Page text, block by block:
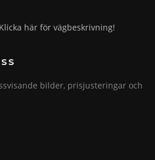
Klicka här för vägbeskrivning!
bilder, prisjusteringar och